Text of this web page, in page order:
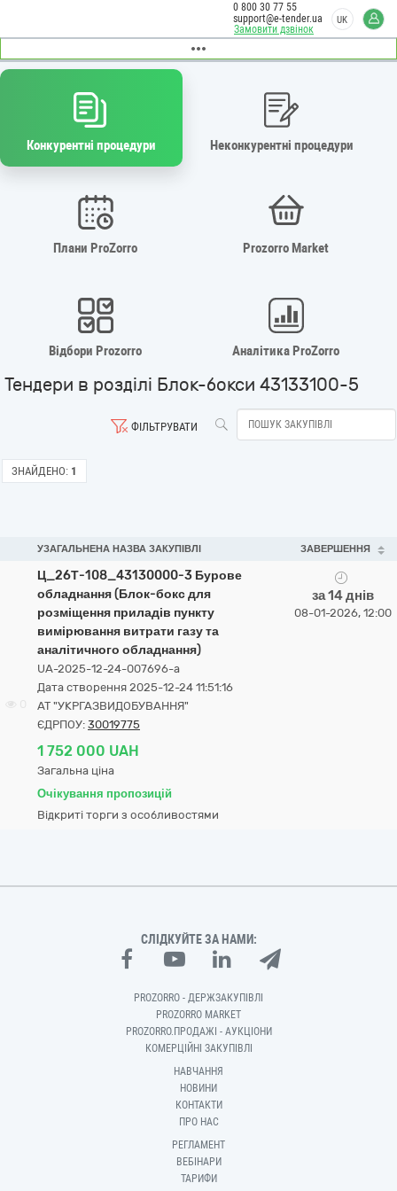
Замовити дзвінок
0 800 30 77 55
support@e-tender.ua
UK
Конкурентні процедури Неконкурентні процедури
Плани ProZorro Prozorro Market
Відбори Prozorro Аналітика ProZorro
Тендери в розділі Блок-бокси 43133100-5
ФІЛЬТРУВАТИ
ЗНАЙДЕНО: 1
УЗАГАЛЬНЕНА НАЗВА ЗАКУПІВЛІ ЗАВЕРШЕННЯ
Ц_26Т-108_43130000-3 Бурове
обладнання (Блок-бокс для
розміщення приладів пункту
вимірювання витрати газу та
аналітичного обладнання)
UA-2025-12-24-007696-a
Дата створення 2025-12-24 11:51:16
АТ "УКРГАЗВИДОБУВАННЯ"
ЄДРПОУ: 30019775
1 752 000 UAH
Загальна ціна
Очікування пропозицій
Відкриті торги з особливостями
за 14 днів
08-01-2026, 12:00
СЛІДКУЙТЕ ЗА НАМИ:
PROZORRO - ДЕРЖЗАКУПІВЛІ
PROZORRO MARKET
PROZORRO.ПРОДАЖІ - АУКЦІОНИ
КОМЕРЦІЙНІ ЗАКУПІВЛІ
НАВЧАННЯ
НОВИНИ
КОНТАКТИ
ПРО НАС
РЕГЛАМЕНТ
ВЕБІНАРИ
ТАРИФИ